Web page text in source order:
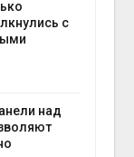
с
над